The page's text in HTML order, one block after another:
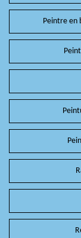
Peintre en